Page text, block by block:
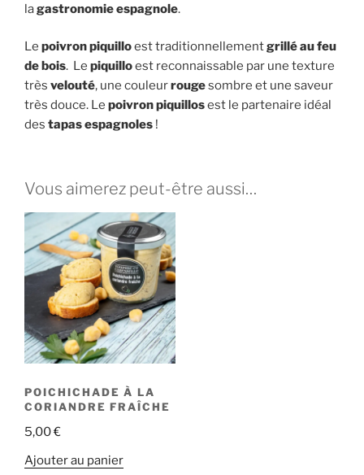
lagastronomie espagnole.
Le poivron piquilloest traditionnellementgrillé au feu
de bois. Le piquilloest reconnaissable par une texture
très velouté, une couleurrougesombre et une saveur
très douce. Le poivron piquillosest le partenaire idéal
des tapas espagnoles !
Vous aimerez peut-être aussi…
POICHICHADE À LA
CORIANDRE FRAÎCHE
5,00€
Ajouter au panier